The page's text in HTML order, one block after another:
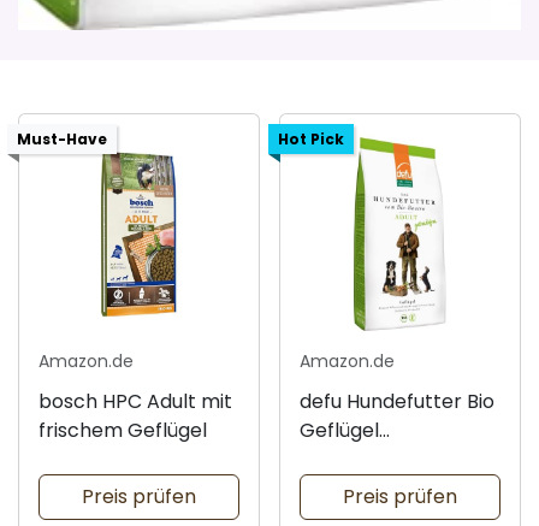
Must-Have
Amazon.de
bosch HPC Adult mit
frischem Geflügel
Preis prüfen
Hot Pick
Amazon.de
defu Hundefutter Bio
Geflügel
Preis prüfen